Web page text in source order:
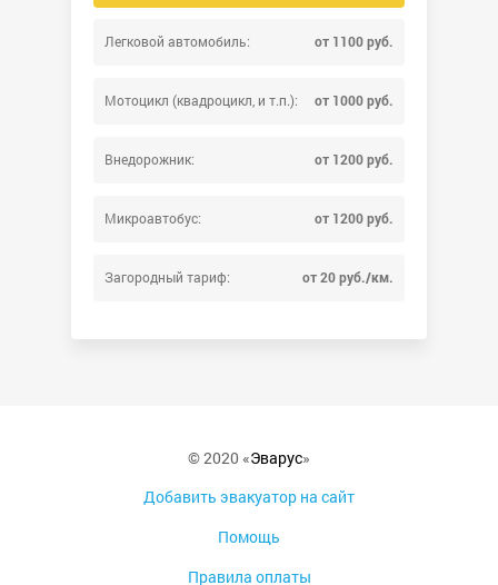
Легковой автомобиль: от 1100 руб.
Мотоцикл (квадроцикл, и т.п.): от 1000 руб.
Внедорожник: от 1200 руб.
Микроавтобус: от 1200 руб.
Загородный тариф: от 20 руб./км.
© 2020 «Эварус»
Добавить эвакуатор на сайт
Помощь
Правила оплаты